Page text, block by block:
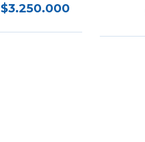
$3.250.000